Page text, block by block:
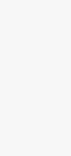
★라인원
게 된 계기
학위가 필
던 중, 라